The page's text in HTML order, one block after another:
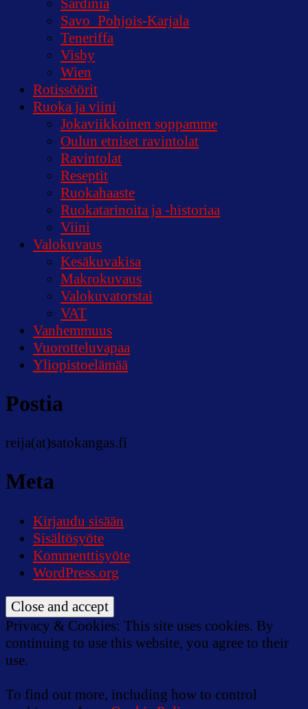
Sardinia
Savo_Pohjois-Karjala
Teneriffa
Visby
Wien
Rotissöörit
Ruoka ja viini
Jokaviikkoinen soppamme
Oulun etniset ravintolat
Ravintolat
Reseptit
Ruokahaaste
Ruokatarinoita ja -historiaa
Viini
Valokuvaus
Kesäkuvakisa
Makrokuvaus
Valokuvatorstai
VAT
Vanhemmuus
Vuorotteluvapaa
Yliopistoelämää
Postia
reija(at)satokangas.fi
Meta
Kirjaudu sisään
Sisältösyöte
Kommenttisyöte
WordPress.org
Privacy & Cookies: This site uses cookies. By
continuing to use this website, you agree to their
use.
To find out more, including how to control